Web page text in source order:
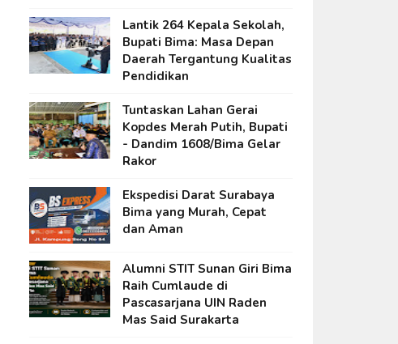
Lantik 264 Kepala Sekolah,
Bupati Bima: Masa Depan
Daerah Tergantung Kualitas
Pendidikan
Tuntaskan Lahan Gerai
Kopdes Merah Putih, Bupati
- Dandim 1608/Bima Gelar
Rakor
Ekspedisi Darat Surabaya
Bima yang Murah, Cepat
dan Aman
Alumni STIT Sunan Giri Bima
Raih Cumlaude di
Pascasarjana UIN Raden
Mas Said Surakarta